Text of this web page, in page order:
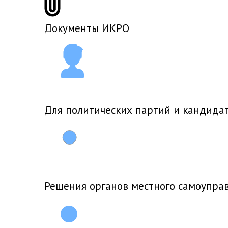
Документы ИКРО
Для политических партий и
Решения органов местного